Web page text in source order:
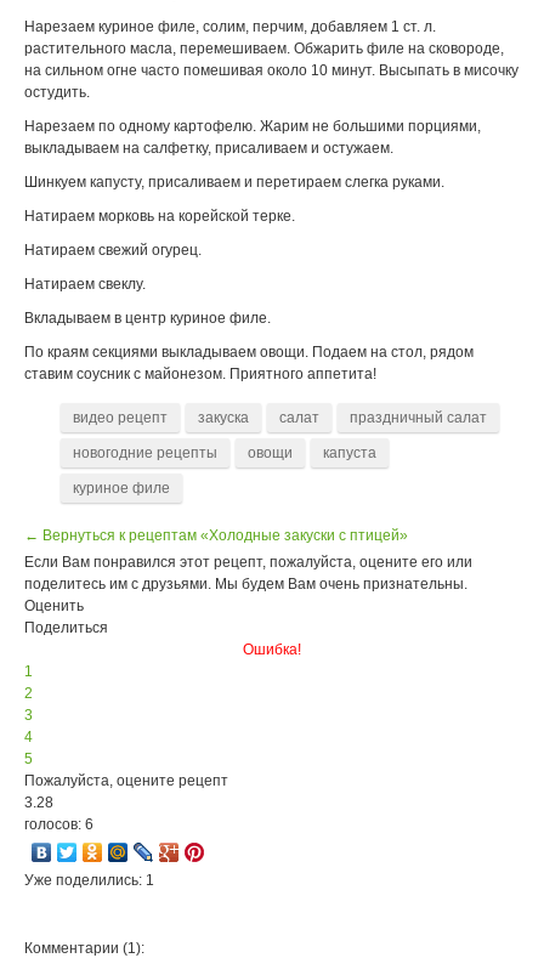
Нарезаем куриное филе, солим, перчим, добавляем 1 ст. л.
растительного масла, перемешиваем. Обжарить филе на сковороде,
на сильном огне часто помешивая около 10 минут. Высыпать в мисочку
остудить.
Нарезаем по одному картофелю. Жарим не большими порциями,
выкладываем на салфетку, присаливаем и остужаем.
Шинкуем капусту, присаливаем и перетираем слегка руками.
Натираем морковь на корейской терке.
Натираем свежий огурец.
Натираем свеклу.
Вкладываем в центр куриное филе.
По краям секциями выкладываем овощи. Подаем на стол, рядом
ставим соусник с майонезом. Приятного аппетита!
видео рецепт закуска салат праздничный салат
новогодние рецепты овощи капуста
куриное филе
← Вернуться к рецептам «Холодные закуски с птицей»
Если Вам понравился этот рецепт, пожалуйста, оцените его или
поделитесь им с друзьями. Мы будем Вам очень признательны.
Оценить
Поделиться
Ошибка!
1
2
3
4
5
Пожалуйста, оцените рецепт
3.28
голосов: 6
Уже поделились: 1
Комментарии (1):